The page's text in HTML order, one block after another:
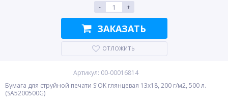
-
+
ЗАКАЗАТЬ
ОТЛОЖИТЬ
Артикул: 00-00016814
Бумага для струйной печати S'OK глянцевая 13x18, 200 г/м2, 500 л.
(SA5200500G)